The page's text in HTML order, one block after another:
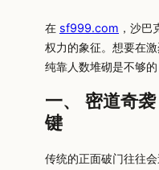
在 sf999.com ，沙
权力的象征。想要在
纯靠人数堆砌是不够
一、 密道奇
键
传统的正面破门往往